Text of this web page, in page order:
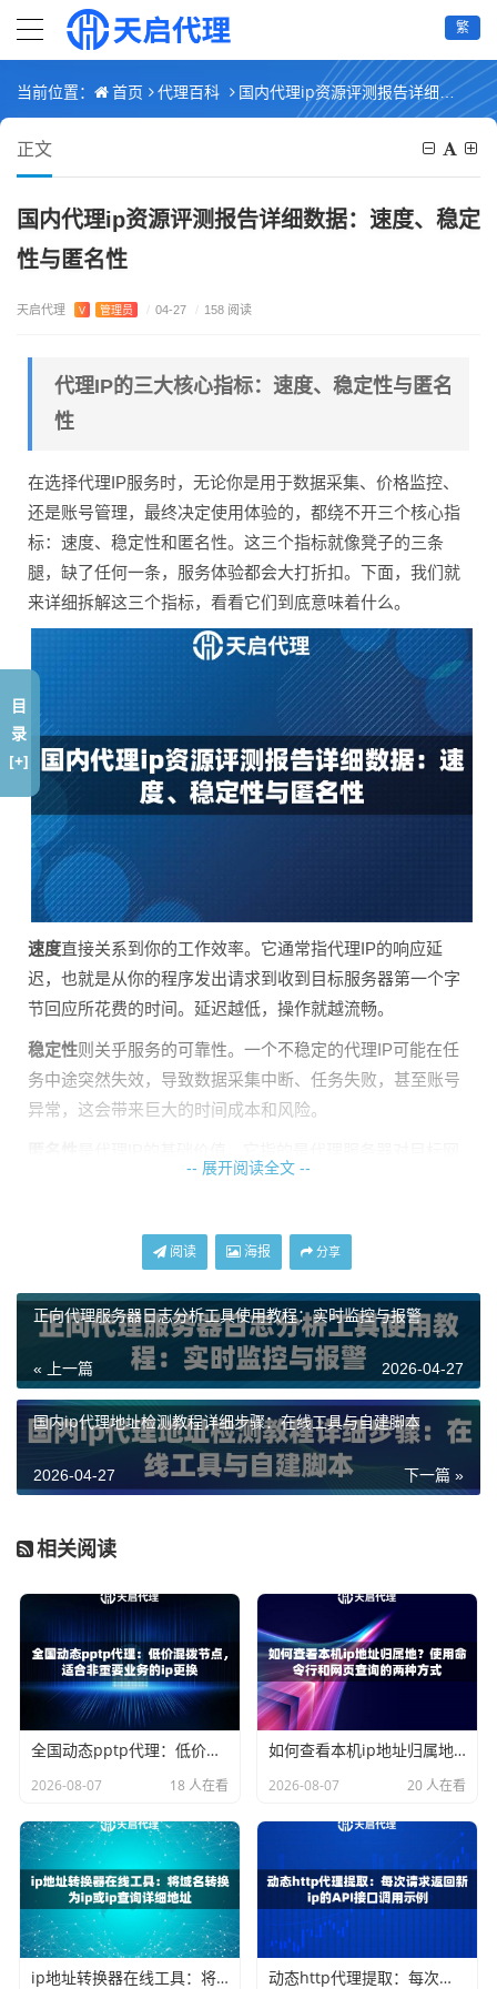
繁
当前位置： 首页 代理百科 国内代理ip资源评测报告详细数据：速度、稳定性与匿名性
正文
国内代理ip资源评测报告详细数据：速度、稳定
性与匿名性
天启代理 V 管理员 / 04-27 / 158 阅读
代理IP的三大核心指标：速度、稳定性与匿名
性
在选择代理IP服务时，无论你是用于数据采集、价格监控、
还是账号管理，最终决定使用体验的，都绕不开三个核心指
标：速度、稳定性和匿名性。这三个指标就像凳子的三条
腿，缺了任何一条，服务体验都会大打折扣。下面，我们就
来详细拆解这三个指标，看看它们到底意味着什么。
速度直接关系到你的工作效率。它通常指代理IP的响应延
迟，也就是从你的程序发出请求到收到目标服务器第一个字
节回应所花费的时间。延迟越低，操作就越流畅。
稳定性则关乎服务的可靠性。一个不稳定的代理IP可能在任
务中途突然失效，导致数据采集中断、任务失败，甚至账号
异常，这会带来巨大的时间成本和风险。
站隐藏你真实IP地址的能力。匿名性不足的代理，可能会泄
如何专业地测试代理IP的速度？
测试代理IP的速度，不能只凭感觉，需要一些可量化的方
法。最直接的方式是使用网络工具进行延迟和下载速度测
试。
你可以使用命令行工具 ping来测试基础网络延迟。虽然ping
的是代理服务器本身，而非通过代理去访问目标站，但它能
的代理服务，其服务器节点的延迟理应非常低。例如，天启
定了坚实基础。
更实际的测试方法是，配置好代理后，访问一个测速网站或
直接对你需要访问的目标网站发起请求，并记录完整的响应
时间。你可以编写简单的脚本，批量测试一批IP的速度，从
秒，这意味着你能非常快速地获取到新鲜可用的IP，进一步
保障了整体任务的速度。
稳定性是长期使用的基石
稳定性是一个需要时间验证的指标。短期测试很难发现问
题，因此需要关注服务商提供的长期数据。
-- 展开阅读全文 --
阅读 海报 分享
正向代理服务器日志分析工具使用教程：实时监控与报警
« 上一篇 2026-04-27
国内ip代理地址检测教程详细步骤：在线工具与自建脚本
下一篇 »
2026-04-27
相关阅读
全国动态pptp代理：低价混拨节点，适合非重要业务的ip更换
2026-08-07 18 人在看
如何查看本机ip地址归属地？使用命令行和网页查询的两种方式
2026-08-07 20 人在看
ip地址转换器在线工具：将域名转换为ip或ip查询详细地址 动态http代理提取：每次请求返回新ip的API接口调用示例
目
录
[+]